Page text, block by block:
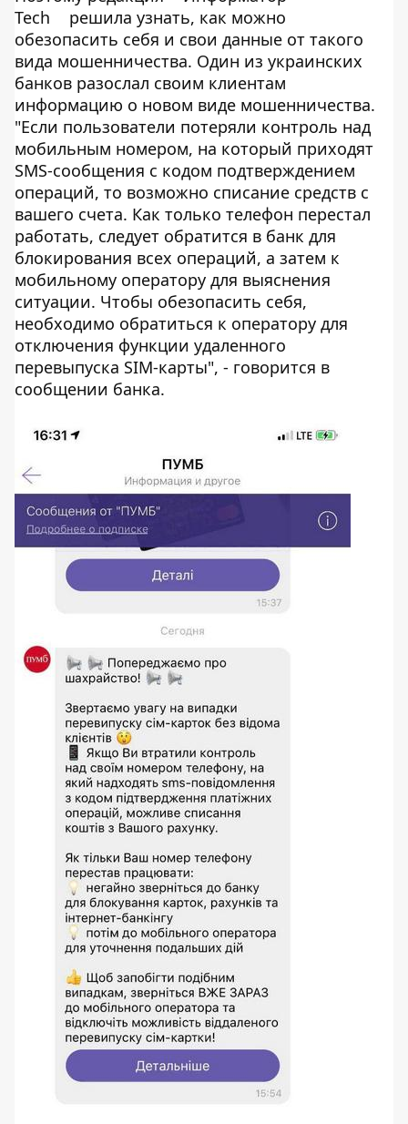
Tech
решила узнать, как можно
обезопасить себя и свои данные от такого
вида мошенничества. Один из украинских
банков разослал своим клиентам
информацию о новом виде мошенничества.
"Если пользователи потеряли контроль над
мобильным номером, на который приходят
SMS-сообщения с кодом подтверждением
операций, то возможно списание средств с
вашего счета. Как только телефон перестал
работать, следует обратится в банк для
блокирования всех операций, а затем к
мобильному оператору для выяснения
ситуации. Чтобы обезопасить себя,
необходимо обратиться к оператору для
отключения функции удаленного
перевыпуска SIM-карты", - говорится в
сообщении банка.